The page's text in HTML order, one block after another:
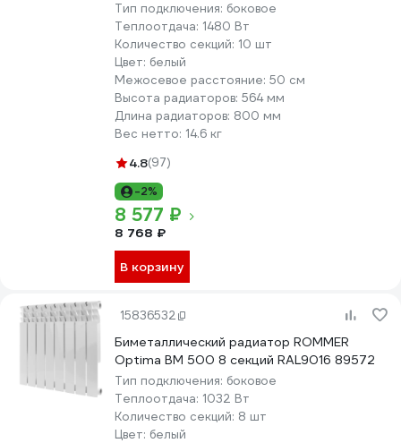
Тип подключения: боковое
Теплоотдача: 1480 Вт
Количество секций: 10 шт
Цвет: белый
Межосевое расстояние: 50 см
Высота радиаторов: 564 мм
Длина радиаторов: 800 мм
Вес нетто: 14.6 кг
4.8(97)
-2%
8 577 ₽
8 768 ₽
В корзину
15836532
Биметаллический радиатор ROMMER
Optima BM 500 8 секций RAL9016 89572
Тип подключения: боковое
Теплоотдача: 1032 Вт
Количество секций: 8 шт
Цвет: белый